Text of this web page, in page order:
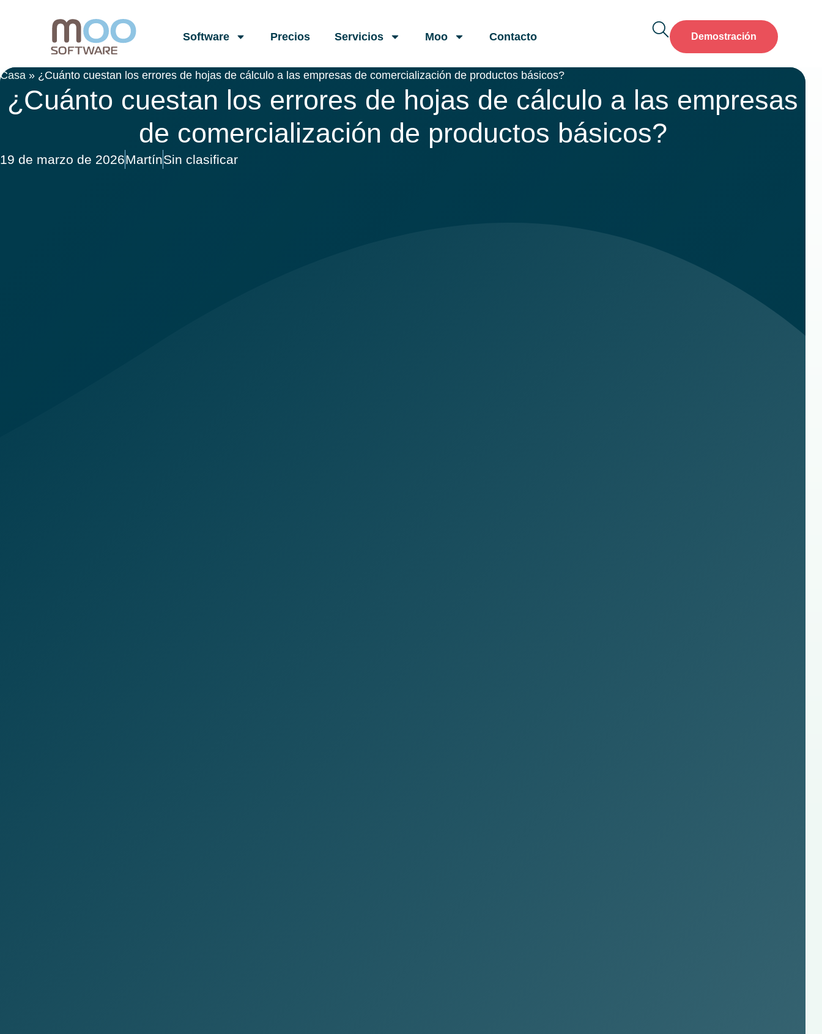
Software Precios Servicios Moo Contacto Demostración
Casa » ¿Cuánto cuestan los errores de hojas de cálculo a las empresas de comercialización de productos básicos?
¿Cuánto cuestan los errores de hojas de cálculo a las empresas
de comercialización de productos básicos?
19 de marzo de 2026MartínSin clasificar